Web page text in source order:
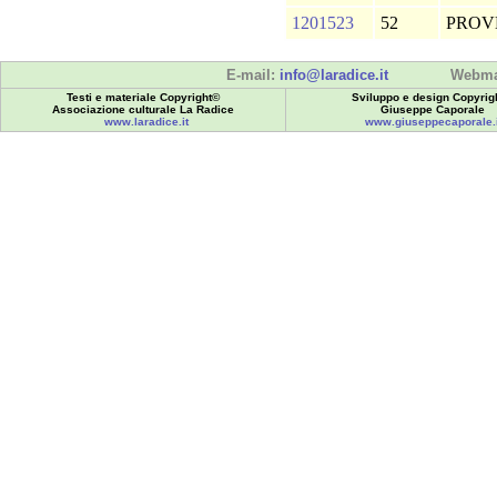
1201523
52
E-mail: info@laradice.it
Testi e materiale Copyright©
Associazione culturale La Radice
www.laradice.it
Sviluppo e design
Giuseppe Caporale